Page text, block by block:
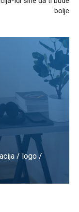
bolje
/ logo /